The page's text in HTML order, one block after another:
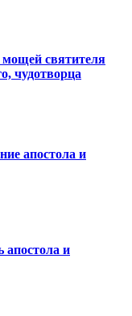
мощей святителя
чудотворца
апостола и
апостола и